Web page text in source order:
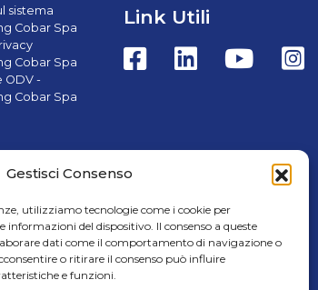
Gestisci Consenso
utilizziamo tecnologie come i cookie per
informazioni del dispositivo. Il consenso a queste
dati come il comportamento di navigazione o
o ritirare il consenso può influire
e funzioni.
sistema
Cobar Spa
Cobar Spa
ODV -
Cobar Spa
Link Utili
€ 8.000.000,00 i.v. | C.F. e P.IVA